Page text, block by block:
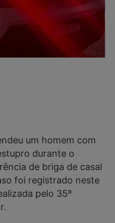
um homem com
durante o
de briga de casal
foi registrado neste
pelo 35º